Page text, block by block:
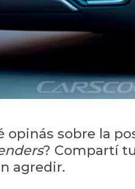
opinás sobre la
? Compartí
agredir.